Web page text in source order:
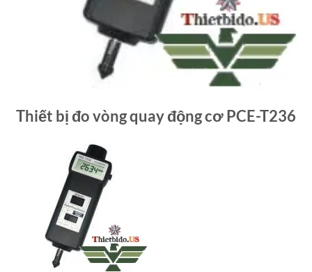
Thiết bị đo vòng quay động cơ PCE-T236